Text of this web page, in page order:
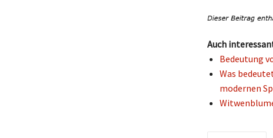
Auch
Bedeutung
Was
modernen